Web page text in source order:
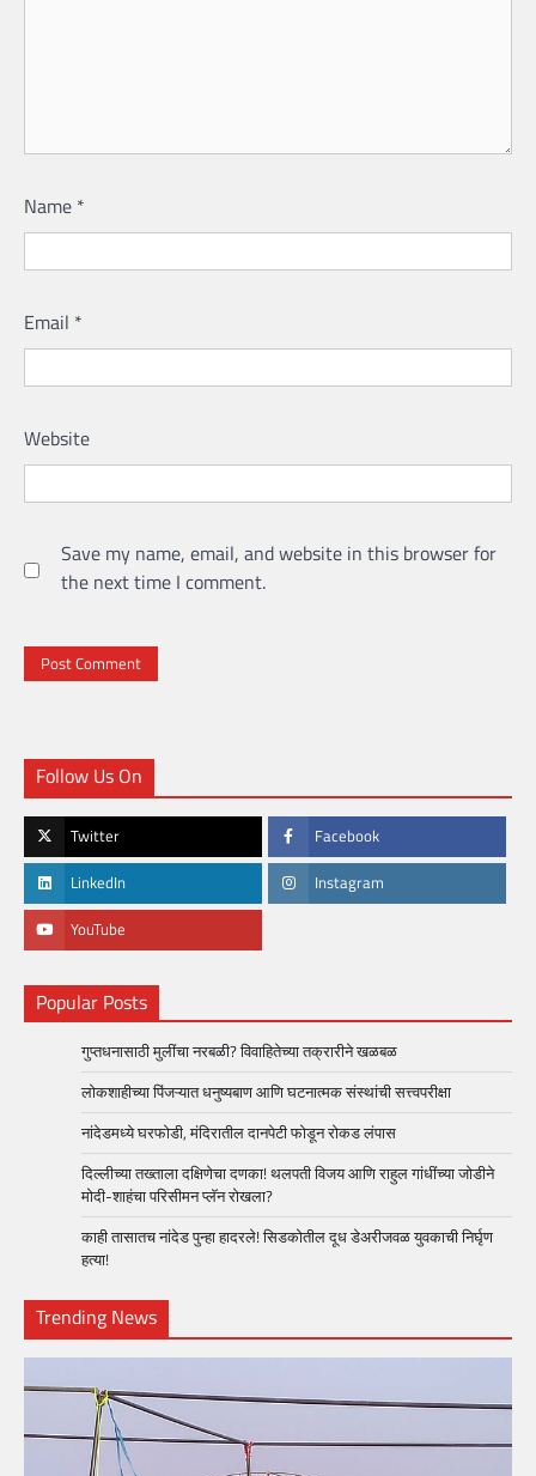
Name *
Email *
Website
Save my name, email, and website in this browser for
the next time I comment.
Follow Us On
Twitter Facebook
LinkedIn Instagram
YouTube
Popular Posts
गुप्तधनासाठी मुलींचा नरबळी? विवाहितेच्या तक्रारीने खळबळ
लोकशाहीच्या पिंजऱ्यात धनुष्यबाण आणि घटनात्मक संस्थांची सत्त्वपरीक्षा
नांदेडमध्ये घरफोडी, मंदिरातील दानपेटी फोडून रोकड लंपास
दिल्लीच्या तख्ताला दक्षिणेचा दणका! थलपती विजय आणि राहुल गांधींच्या जोडीने
मोदी-शाहंचा परिसीमन प्लॅन रोखला?
काही तासातच नांदेड पुन्हा हादरले! सिडकोतील दूध डेअरीजवळ युवकाची निर्घृण
हत्या!
Trending News